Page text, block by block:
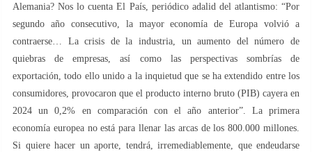
Alemania? Nos lo cuenta El País, periódico adalid del atlantismo: “Por
segundo año consecutivo, la mayor economía de Europa volvió a
contraerse… La crisis de la industria, un aumento del número de
quiebras de empresas, así como las perspectivas sombrías de
exportación, todo ello unido a la inquietud que se ha extendido entre los
consumidores, provocaron que el producto interno bruto (PIB) cayera en
2024 un 0,2% en comparación con el año anterior”. La primera
economía europea no está para llenar las arcas de los 800.000 millones.
Si quiere hacer un aporte, tendrá, irremediablemente, que endeudarse